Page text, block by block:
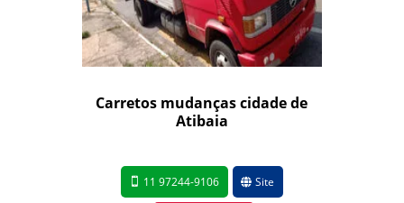
Carretos mudanças cidade de
Atibaia
11 97244-9106 Site